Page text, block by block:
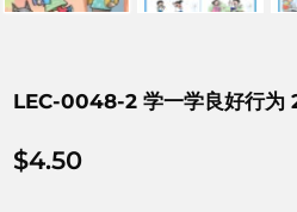
LEC-0048-2 学一学良好行为 2
$4.50